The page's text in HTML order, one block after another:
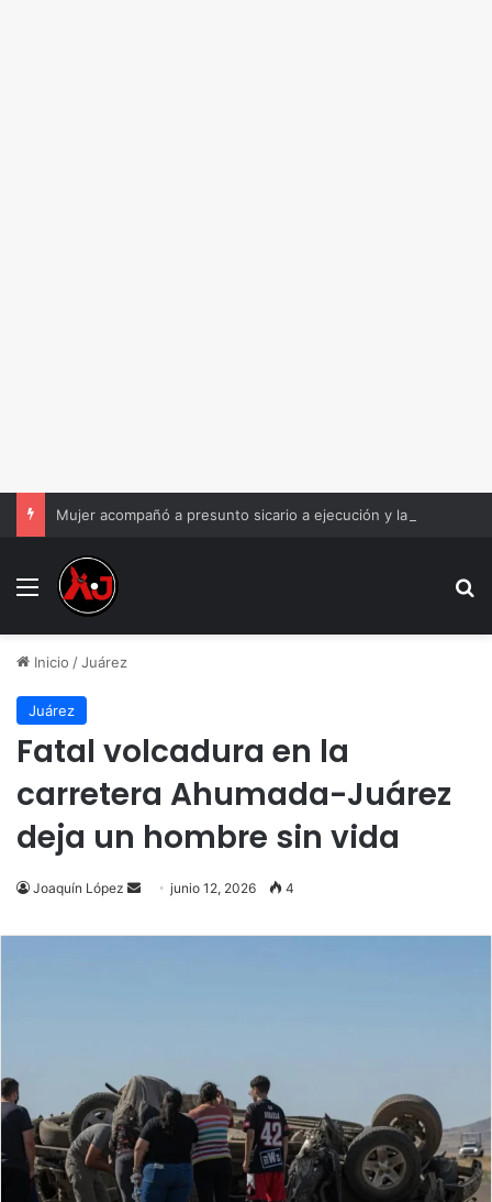
Menu
Inicio /Juárez
Juárez
Fatal volcadura en la
carretera Ahumada-Juárez
deja un hombre sin vida
Joaquín López
Send
email
junio 12, 2026 4